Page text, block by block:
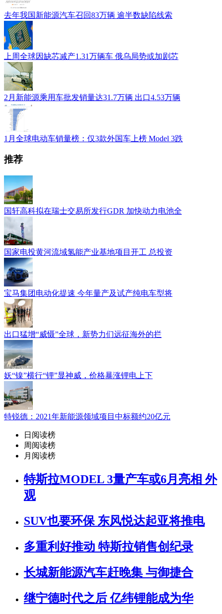
去年我国新能源汽车召回83万辆 逾半数缺陷线索
上周全球因缺芯减产1.31万辆车 俄乌局势或加剧芯
2月新能源乘用车批发销量达31.7万辆 出口4.53万辆
1月全球电动车销量榜：仅3款外国车上榜 Model 3跌
推荐
国轩高科拟在瑞士交易所发行GDR 加快动力电池全
国家电投黄河流域氢能产业基地项目开工 总投资
宝马集团电动化提速 今年量产及试产纯电车型将
出口猛增“威慑”全球，新势力们远征海外的拦
妖“镍”横行“锂”显神威，价格暴涨锂电上下
特锐德：2021年新能源领域项目中标额约20亿元
日阅读榜
周阅读榜
月阅读榜
特斯拉MODEL 3量产车或6月亮相 外
观
SUV也要环保 东风悦达起亚将推电
多重利好推动 特斯拉销售创纪录
长城新能源汽车赶晚集 与御捷合
继宁德时代之后 亿纬锂能成为华